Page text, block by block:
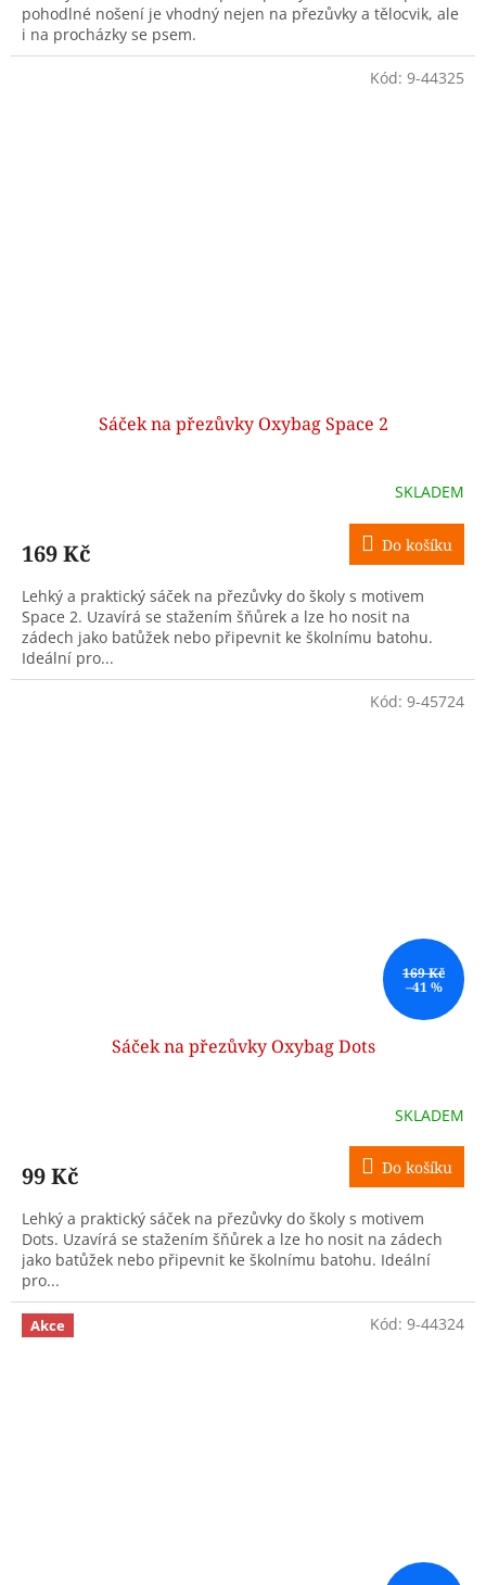
pohodlné nošení je vhodný nejen na přezůvky a tělocvik, ale
i na procházky se psem.
Sáček na přezůvky Oxybag Space 2
SKLADEM
169 Kč Do košíku
Lehký a praktický sáček na přezůvky do školy s motivem
Space 2. Uzavírá se stažením šňůrek a lze ho nosit na
zádech jako batůžek nebo připevnit ke školnímu batohu.
Ideální pro...
Kód: 9-44325
169 Kč
–41 %
Sáček na přezůvky Oxybag Dots
SKLADEM
99 Kč Do košíku
Lehký a praktický sáček na přezůvky do školy s motivem
Dots. Uzavírá se stažením šňůrek a lze ho nosit na zádech
jako batůžek nebo připevnit ke školnímu batohu. Ideální
pro...
Kód: 9-45724
Akce Kód: 9-44324